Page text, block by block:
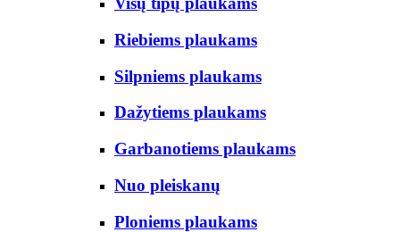
Riebiems plaukams
Silpniems plaukams
Dažytiems plaukams
Garbanotiems plaukams
Nuo pleiskanų
Ploniems plaukams